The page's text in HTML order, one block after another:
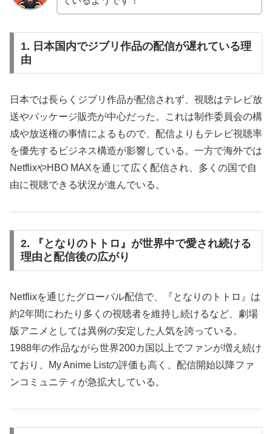
1. 日本国内でジブリ作品の配信が遅れている理
由
日本では長らくジブリ作品が配信されず、視聴はテレビ放
送やパッケージ販売が中心だった。これは制作委員会の構
成や放送権の事情によるもので、配信よりもテレビ視聴率
を優先するビジネス構造が影響している。一方で海外では
NetflixやHBO MAXを通じて広く配信され、多くの国で自
由に視聴できる状況が進んでいる。
2. 『となりのトトロ』が世界中で愛され続ける
理由と配信後の広がり
Netflixを通じたグローバル配信で、『となりのトトロ』は
約2年間にわたり多くの視聴者を維持し続けるなど、劇場
版アニメとしては異例の安定した人気を誇っている。
1988年の作品ながら世界200カ国以上でファンが増え続け
ており、My Anime Listの評価も高く、配信開始以降ファ
ンコミュニティが急拡大している。